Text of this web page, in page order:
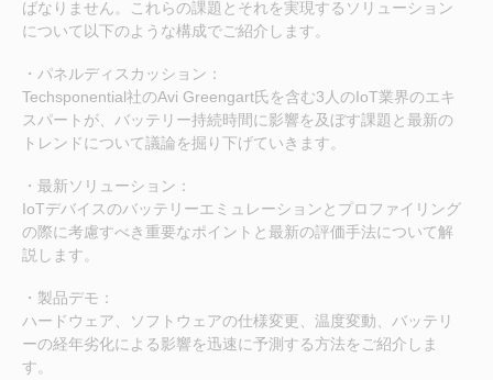
ばなりません。これらの課題とそれを実現するソリューション
について以下のような構成でご紹介します。
・パネルディスカッション：
Techsponential社のAvi Greengart氏を含む3人のIoT業界のエキ
スパートが、バッテリー持続時間に影響を及ぼす課題と最新の
トレンドについて議論を掘り下げていきます。
・最新ソリューション：
IoTデバイスのバッテリーエミュレーションとプロファイリング
の際に考慮すべき重要なポイントと最新の評価手法について解
説します。
・製品デモ：
ハードウェア、ソフトウェアの仕様変更、温度変動、バッテリ
ーの経年劣化による影響を迅速に予測する方法をご紹介しま
す。